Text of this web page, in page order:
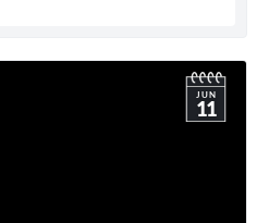
JUN
11